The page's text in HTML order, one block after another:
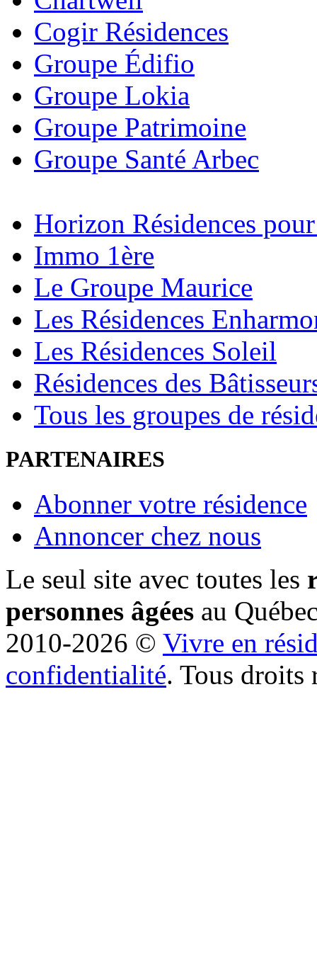
Cogir Résidences
Groupe Édifio
Groupe Lokia
Groupe Patrimoine
Groupe Santé Arbec
Horizon Résidences
Immo 1ère
Le Groupe Maurice
Les Résidences
Les Résidences Soleil
Résidences des
Tous les groupes de
PARTENAIRES
Abonner votre résidence
Annoncer chez nous
Le seul site avec toutes les
personnes âgées au
2010-2026 © Vivre en
confidentialité. Tous droits